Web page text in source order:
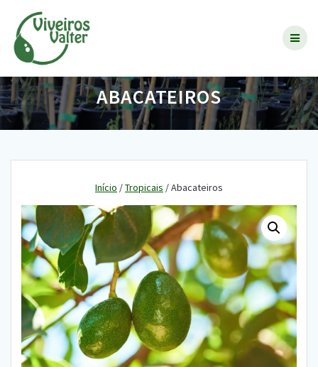
ABACATEIROS
Início /Tropicais / Abacateiros